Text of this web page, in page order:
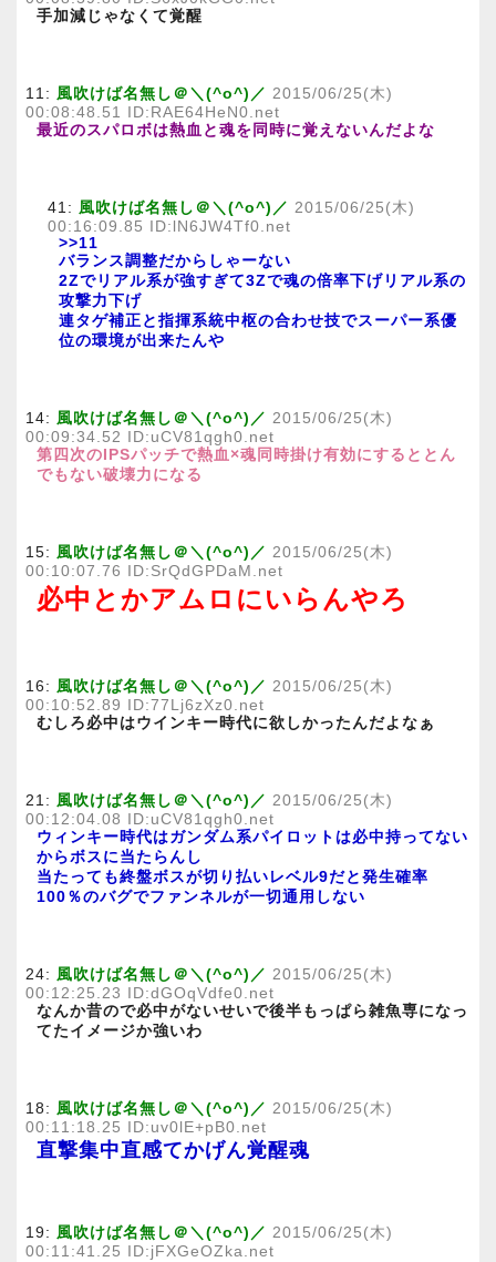
手加減じゃなくて覚醒
11: 風吹けば名無し＠＼(^o^)／ 2015/06/25(木)
00:08:48.51 ID:RAE64HeN0.net
最近のスパロボは熱血と魂を同時に覚えないんだよな
41: 風吹けば名無し＠＼(^o^)／ 2015/06/25(木)
00:16:09.85 ID:lN6JW4Tf0.net
>>11
バランス調整だからしゃーない
2Zでリアル系が強すぎて3Zで魂の倍率下げリアル系の
攻撃力下げ
連タゲ補正と指揮系統中枢の合わせ技でスーパー系優
位の環境が出来たんや
14: 風吹けば名無し＠＼(^o^)／ 2015/06/25(木)
00:09:34.52 ID:uCV81qgh0.net
第四次のIPSパッチで熱血×魂同時掛け有効にするととん
でもない破壊力になる
15: 風吹けば名無し＠＼(^o^)／ 2015/06/25(木)
00:10:07.76 ID:SrQdGPDaM.net
必中とかアムロにいらんやろ
16: 風吹けば名無し＠＼(^o^)／ 2015/06/25(木)
00:10:52.89 ID:77Lj6zXz0.net
むしろ必中はウインキー時代に欲しかったんだよなぁ
21: 風吹けば名無し＠＼(^o^)／ 2015/06/25(木)
00:12:04.08 ID:uCV81qgh0.net
ウィンキー時代はガンダム系パイロットは必中持ってない
からボスに当たらんし
当たっても終盤ボスが切り払いレベル9だと発生確率
100％のバグでファンネルが一切通用しない
24: 風吹けば名無し＠＼(^o^)／ 2015/06/25(木)
00:12:25.23 ID:dGOqVdfe0.net
なんか昔ので必中がないせいで後半もっぱら雑魚専になっ
てたイメージか強いわ
18: 風吹けば名無し＠＼(^o^)／ 2015/06/25(木)
00:11:18.25 ID:uv0lE+pB0.net
直撃集中直感てかげん覚醒魂
19: 風吹けば名無し＠＼(^o^)／ 2015/06/25(木)
00:11:41.25 ID:jFXGeOZka.net